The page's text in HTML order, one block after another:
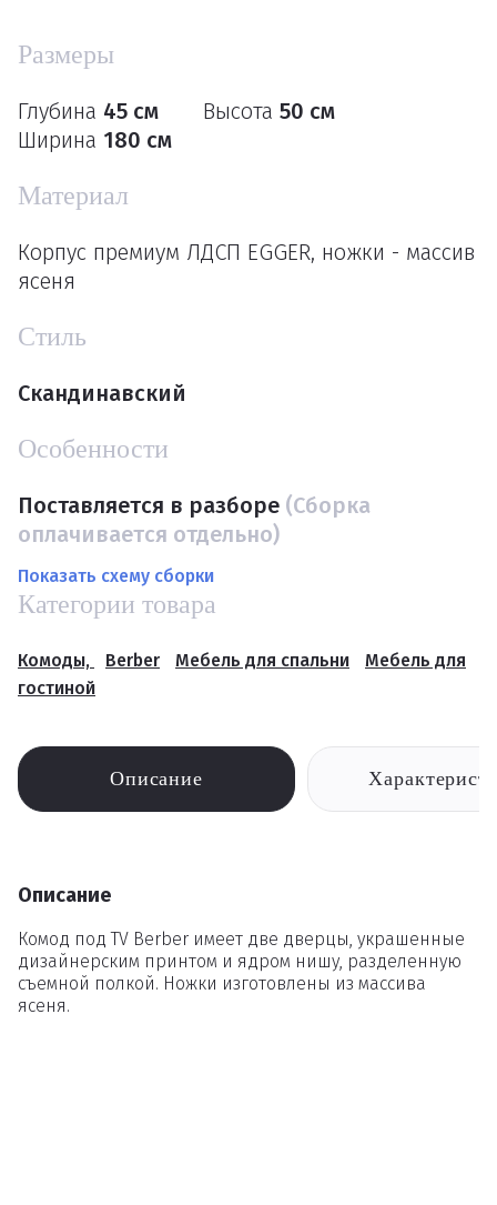
Размеры
Глубина 45 см Высота 50 см
Ширина 180 см
Материал
Корпус премиум ЛДСП EGGER, ножки - массив
ясеня
Стиль
Скандинавский
Особенности
Поставляется в разборе (Сборка
оплачивается отдельно)
Показать схему сборки
Категории товара
Комоды, Berber Мебель для спальни
Мебель для
гостиной
Описание
Описание
Комод под TV Berber имеет две дверцы, украшенные
дизайнерским принтом и ядром нишу, разделенную
съемной полкой. Ножки изготовлены из массива
ясеня.